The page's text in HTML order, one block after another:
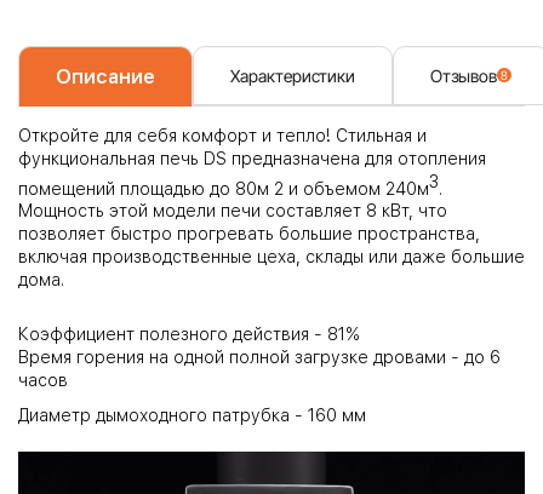
Описание Характеристики Отзывов 8
Откройте для себя комфорт и тепло! Стильная и
функциональная печь DS предназначена для отопления
помещений площадью до 80м 2 и объемом 240м3.
Мощность этой модели печи составляет 8 кВт, что
позволяет быстро прогревать большие пространства,
включая производственные цеха, склады или даже большие
дома.
Коэффициент полезного действия - 81%
Время горения на одной полной загрузке дровами - до 6
часов
Диаметр дымоходного патрубка - 160 мм